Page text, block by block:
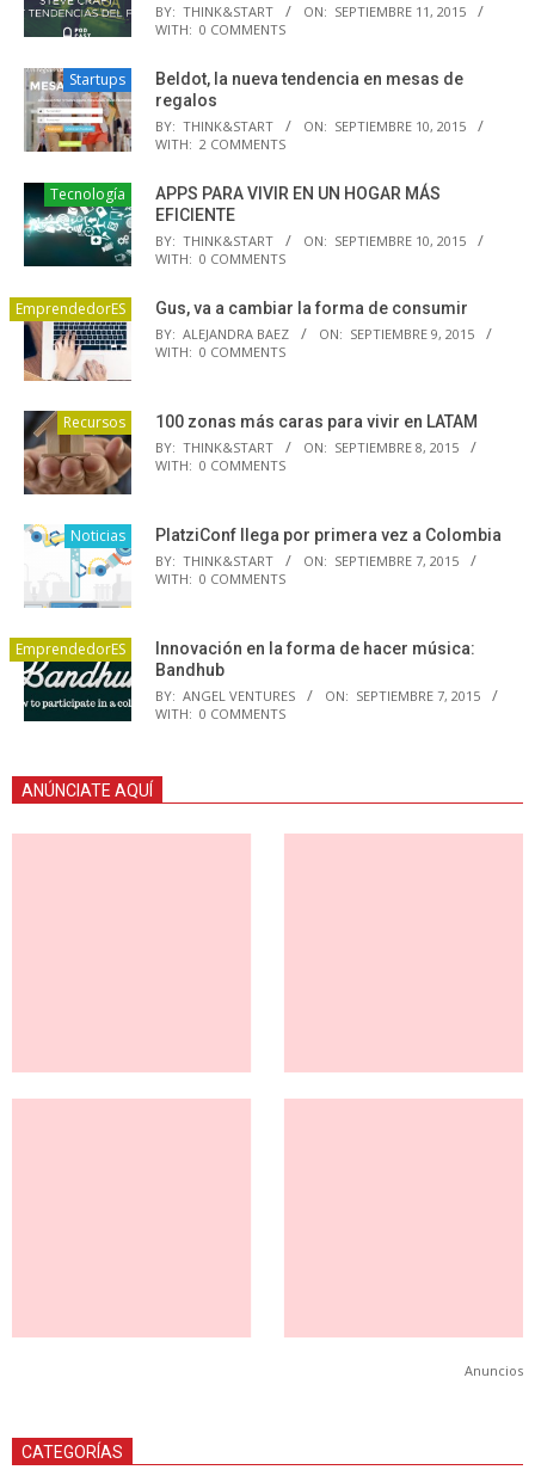
BY: THINK&START ON: SEPTIEMBRE 11, 2015
WITH: 0 COMMENTS
Startups
Beldot, la nueva tendencia en mesas de
regalos
BY: THINK&START ON: SEPTIEMBRE 10, 2015
WITH: 2 COMMENTS
Tecnología
APPS PARA VIVIR EN UN HOGAR MÁS
EFICIENTE
BY: THINK&START ON: SEPTIEMBRE 10, 2015
WITH: 0 COMMENTS
EmprendedorES Gus, va a cambiar la forma de consumir
BY: ALEJANDRA BAEZ ON: SEPTIEMBRE 9, 2015
WITH: 0 COMMENTS
Recursos 100 zonas más caras para vivir en LATAM
BY: THINK&START ON: SEPTIEMBRE 8, 2015
WITH: 0 COMMENTS
Noticias PlatziConf llega por primera vez a Colombia
BY: THINK&START ON: SEPTIEMBRE 7, 2015
WITH: 0 COMMENTS
EmprendedorES
Innovación en la forma de hacer música:
Bandhub
BY: ANGEL VENTURES ON: SEPTIEMBRE 7, 2015
WITH: 0 COMMENTS
ANÚNCIATE AQUÍ
Anuncios
CATEGORÍAS